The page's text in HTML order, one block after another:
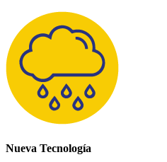
Nueva Tecnología